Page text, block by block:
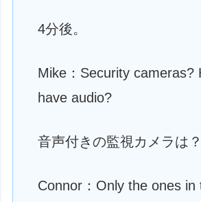
4分後。
Mike：Security cameras?
have audio?
音声付きの監視カメラは？
Connor：Only the ones in